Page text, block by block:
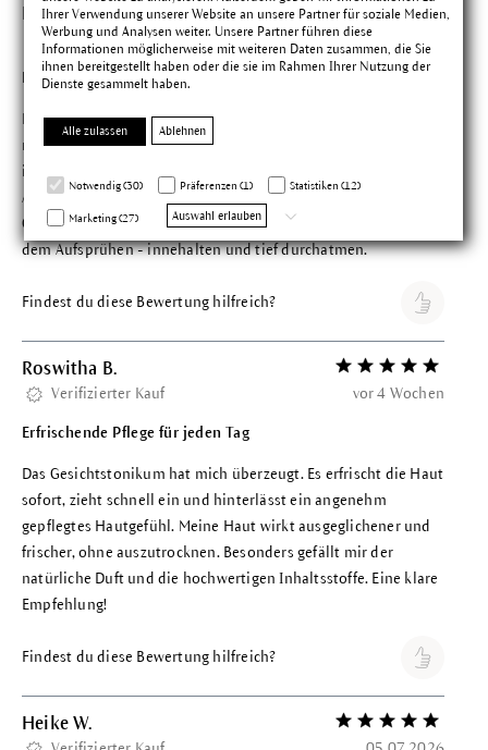
Ihrer Verwendung unserer Website an unsere Partner für soziale Medien,
Werbung und Analysen weiter. Unsere Partner führen diese
Informationen möglicherweise mit weiteren Daten zusammen, die Sie
ihnen bereitgestellt haben oder die sie im Rahmen Ihrer Nutzung der
Dienste gesammelt haben.
Alle zulassen Ablehnen
Notwendig (30) Präferenzen (1) Statistiken (12)
Marketing (27) Auswahl erlauben
Lisa M. Bewertung mit 5
Verifizierter Kauf vor 2 Wochen
Das erfrischende Gefühl vermisst
Nachdem ich ein paar Monate im hohen Norddn war und
nicht daran dachte, genug Dr. Hauschka mitzunehmen, musste
ich auf deren Exklusivmarke zurückgreifen. Ähnliche Produkte.
Aber es fehlte der "Kick" im Tonikum. Mitunter will man ja sein
Gesicht erfrischen. Das Gefühl der Frische und der Duft, nach
dem Aufsprühen - innehalten und tief durchatmen.
Findest du diese Bewertung hilfreich?
Roswitha B. Bewertung mit 5
Verifizierter Kauf vor 4 Wochen
Erfrischende Pflege für jeden Tag
Das Gesichtstonikum hat mich überzeugt. Es erfrischt die Haut
sofort, zieht schnell ein und hinterlässt ein angenehm
gepflegtes Hautgefühl. Meine Haut wirkt ausgeglichener und
frischer, ohne auszutrocknen. Besonders gefällt mir der
natürliche Duft und die hochwertigen Inhaltsstoffe. Eine klare
Empfehlung!
Findest du diese Bewertung hilfreich?
Heike W. Bewertung mit 5